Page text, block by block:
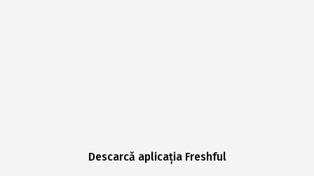
Descarcă aplicația Freshful